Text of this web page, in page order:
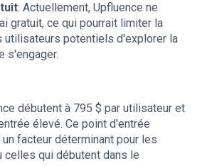
: Actuellement, Upfluence ne
gratuit, ce qui pourrait limiter la
potentiels d'explorer la
s'engager.
débutent à 795 $ par utilisateur et
élevé. Ce point d'entrée
facteur déterminant pour les
celles qui débutent dans le